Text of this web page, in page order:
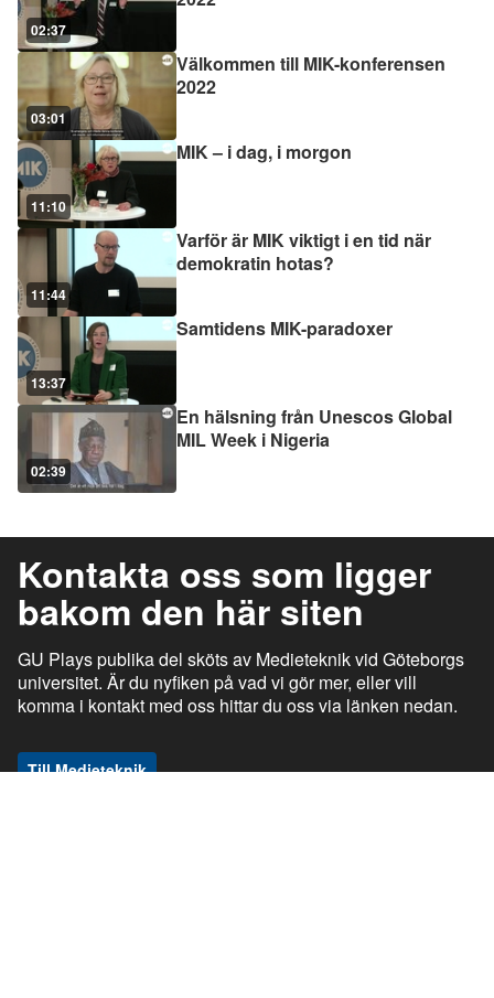
02:37
03:01
Välkommen till MIK-konferensen
2022
11:10
MIK – i dag, i morgon
11:44
Varför är MIK viktigt i en tid när
demokratin hotas?
13:37
Samtidens MIK-paradoxer
02:39
En hälsning från Unescos Global
MIL Week i Nigeria
Kontakta oss som ligger
bakom den här siten
GU Plays publika del sköts av Medieteknik vid Göteborgs
universitet. Är du nyfiken på vad vi gör mer, eller vill
komma i kontakt med oss hittar du oss via länken nedan.
Till Medieteknik